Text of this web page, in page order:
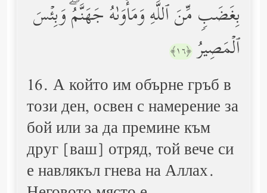
بِغَضَبࣲ مِّنَ ٱللَّهِ وَمَأۡوَىٰهُ جَهَنَّمُۖ وَبِئۡسَ
ٱلۡمَصِیرُ ﴿١٦﴾
16. А който им обърне гръб в
този ден, освен с намерение за
бой или за да премине към
друг [ваш] отряд, той вече си
е навлякъл гнева на Аллах.